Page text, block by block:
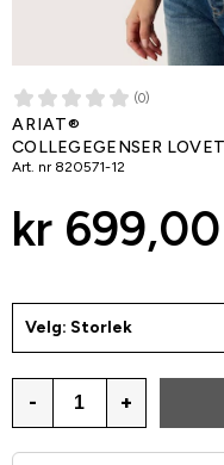
(0)
ARIAT®
COLLEGEGENSER
Art. nr 820571-12
kr 699,00
Velg: Storlek
- +